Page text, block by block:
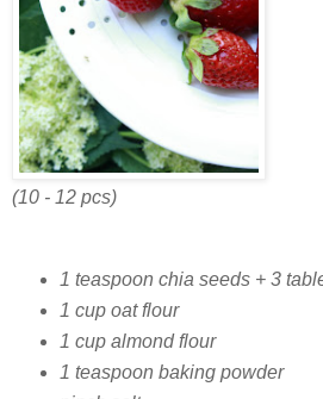
(10 - 12 pcs)
1 teaspoon chia seeds + 3
1 cup oat flour
1 cup almond flour
1 teaspoon baking powder